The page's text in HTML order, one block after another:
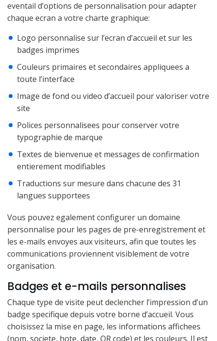
eventail d’options de personnalisation pour adapter
chaque ecran a votre charte graphique:
Logo personnalise sur l’ecran d’accueil et sur les
badges imprimes
Couleurs primaires et secondaires appliquees a
toute l’interface
Image de fond ou video d’accueil pour valoriser votre
site
Polices personnalisees pour conserver votre
typographie de marque
Textes de bienvenue et messages de confirmation
entierement modifiables
Traductions sur mesure dans chacune des 31
langues supportees
Vous pouvez egalement configurer un domaine
personnalise pour les pages de pre-enregistrement et
les e-mails envoyes aux visiteurs, afin que toutes les
communications proviennent visiblement de votre
organisation.
Badges et e-mails personnalises
Chaque type de visite peut declencher l’impression d’un
badge specifique depuis votre borne d’accueil. Vous
choisissez la mise en page, les informations affichees
(nom, societe, hote, date, QR code) et les couleurs. Il est